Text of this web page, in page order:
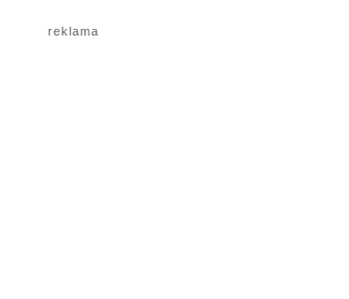
reklama